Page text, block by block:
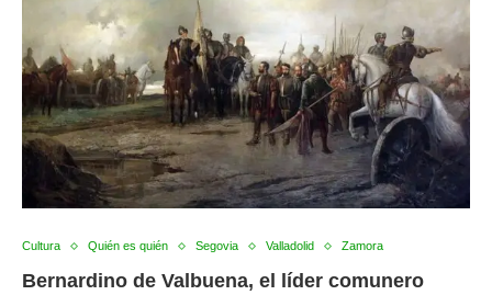
Cultura Quién es quién Segovia Valladolid Zamora
Bernardino de Valbuena, el líder comunero